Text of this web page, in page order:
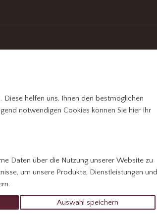
helfen uns, Ihnen den bestmöglichen
notwendigen Cookies können Sie hier Ihr
Daten über die Nutzung unserer Website zu
um unsere Produkte, Dienstleistungen und
Auswahl speichern